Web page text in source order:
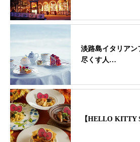
淡路島イタリアン
尽くす人…
【HELLO